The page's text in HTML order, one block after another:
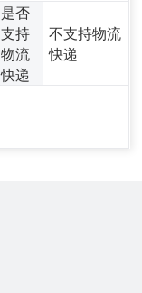
是否
支持
物流
快递
不支持物流
快递